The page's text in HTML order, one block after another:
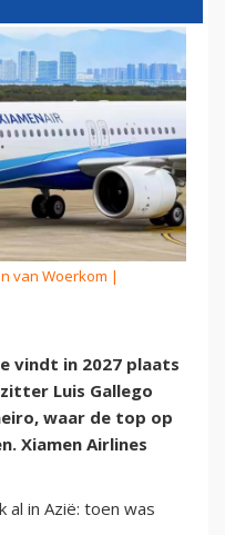
van Woerkom |
vindt in 2027 plaats
Luis Gallego
waar de top op
Xiamen Airlines
al in Azië: toen was